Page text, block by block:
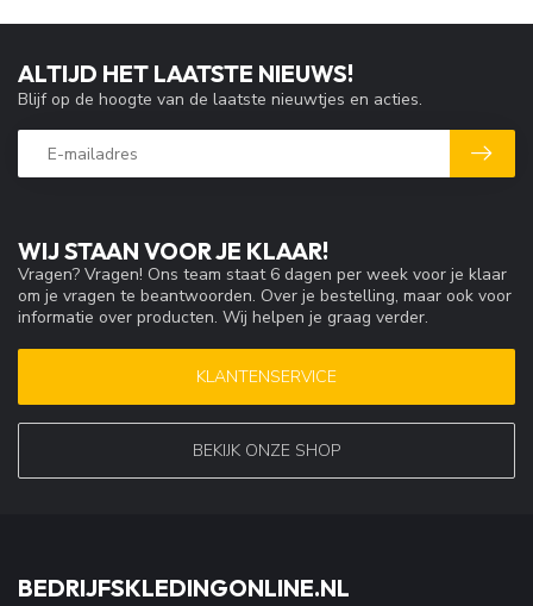
WIJ STAAN VOOR JE KLAAR!
Vragen? Vragen! Ons team staat 6 dagen per week voor je klaar
om je vragen te beantwoorden. Over je bestelling, maar ook voor
informatie over producten. Wij helpen je graag verder.
KLANTENSERVICE
BEKIJK ONZE SHOP
ALTIJD HET LAATSTE NIEUWS!
Blijf op de hoogte van de laatste nieuwtjes en acties.
BEDRIJFSKLEDINGONLINE.NL